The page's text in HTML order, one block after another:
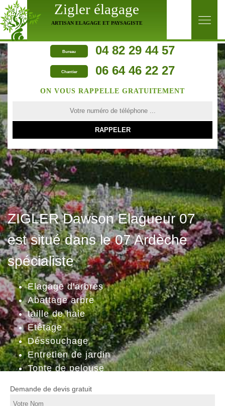
Zigler élagage
ARTISAN ELAGAGE ET PAYSAGISTE
Bureau 04 82 29 44 57
Chantier 06 64 46 22 27
ZIGLER Dawson Elagueur 07
est situé dans le 07 Ardèche
spécialiste
Elagage d'arbres
Abattage arbre
taille de haie
Etêtage
Déssouchage
Entretien de jardin
Tonte de pelouse
ON VOUS RAPPELLE GRATUITEMENT
Demande de devis gratuit